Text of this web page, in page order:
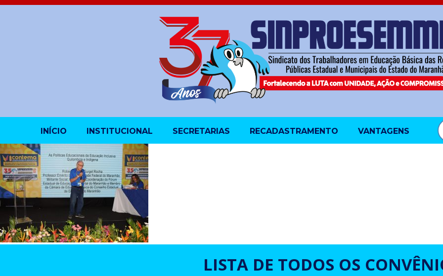
INÍCIO INSTITUCIONAL SECRETARIAS RECADASTRAMENTO VANTAGENS
LISTA DE TODOS OS